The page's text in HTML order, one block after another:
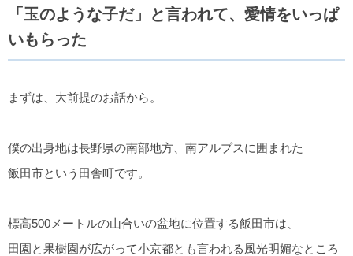
「玉のような子だ」と言われて、愛情をいっぱ
いもらった
まずは、大前提のお話から。
僕の出身地は長野県の南部地方、南アルプスに囲まれた
飯田市という田舎町です。
標高500メートルの山合いの盆地に位置する飯田市は、
田園と果樹園が広がって小京都とも言われる風光明媚なところ